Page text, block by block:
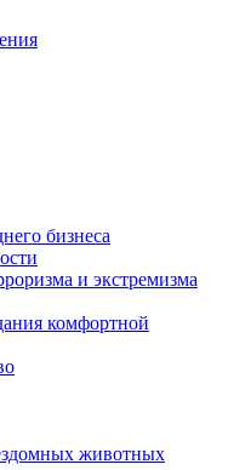
бизнеса
и экстремизма
комфортной
животных